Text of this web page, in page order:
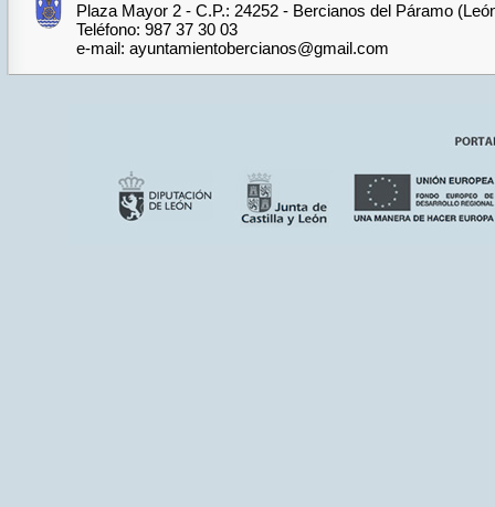
Plaza Mayor 2 - C.P.: 24252 - Bercianos del Páramo
Teléfono: 987 37 30 03
e-mail: ayuntamientobercianos@gmail.com